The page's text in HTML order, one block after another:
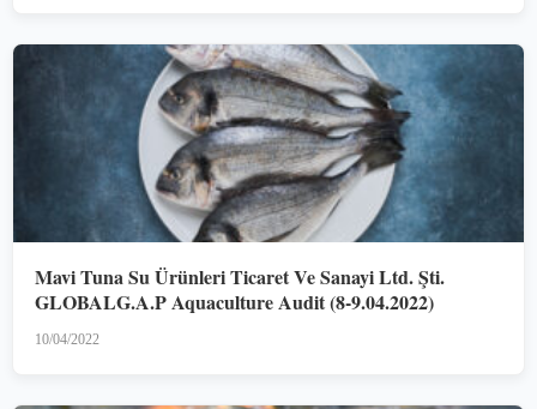
Mavi Tuna Su Ürünleri Ticaret Ve Sanayi Ltd. Şti.
GLOBALG.A.P Aquaculture Audit (8-9.04.2022)
10/04/2022